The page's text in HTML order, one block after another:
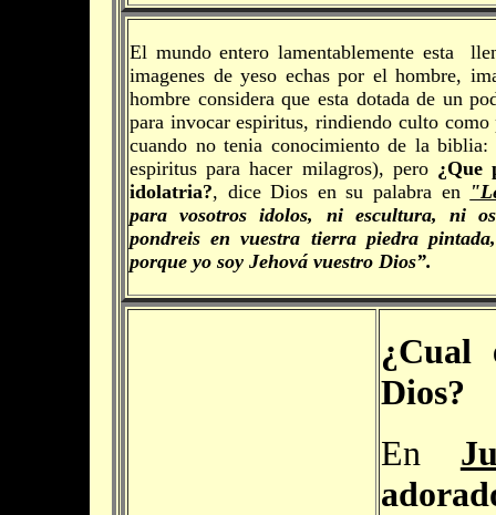
El mundo entero lamentablemente esta
imagenes de yeso echas por el hombre,
hombre considera que esta dotada de un
para invocar espiritus, rindiendo culto
cuando no tenia conocimiento de la
espiritus para hacer milagros), pero ¿Que
idolatria?, dice Dios en su palabra en
para vosotros idolos, ni escultura, ni
pondreis en vuestra tierra piedra
porque yo soy Jehová vuestro Dios”.
¿Cual
Dios?
En